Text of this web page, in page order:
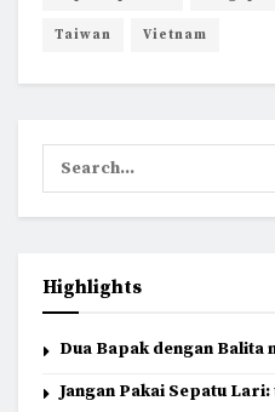
Taiwan Vietnam
Highlights
Dua Bapak dengan Balita
Jangan Pakai Sepatu